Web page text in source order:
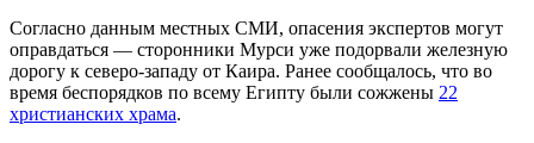
Согласно данным местных СМИ, опасения экспертов могут
оправдаться — сторонники Мурси уже подорвали железную
дорогу к северо-западу от Каира. Ранее сообщалось, что во
время беспорядков по всему Египту были сожжены 22
христианских храма.